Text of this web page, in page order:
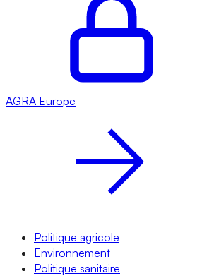
AGRA Europe
Politique agricole
Environnement
Politique sanitaire